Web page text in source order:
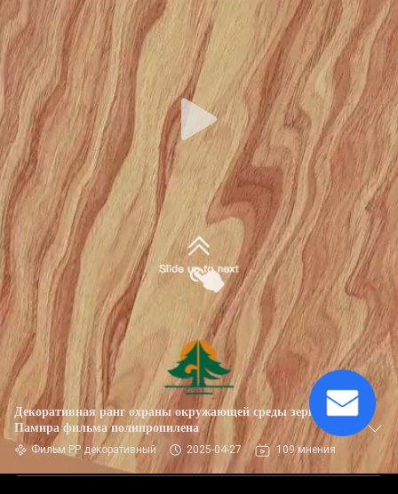
Декоративная ранг охраны окружающей среды зерна
Памира фильма полипропилена
Фильм PP декоративный 2025-04-27 109 мнения